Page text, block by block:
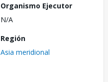
Organismo Ejecutor
N/A
Región
Asia meridional